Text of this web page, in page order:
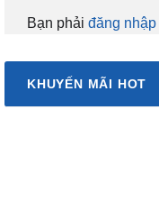
Bạn phải đăng nhập
KHUYẾN MÃI HOT